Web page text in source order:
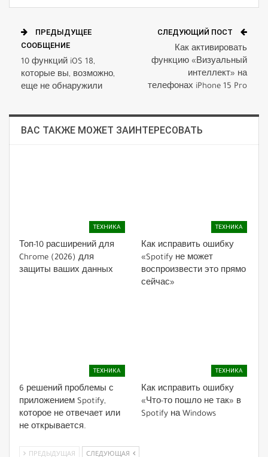
ПРЕДЫДУЩЕЕ
СООБЩЕНИЕ
10 функций iOS 18,
которые вы, возможно,
еще не обнаружили
СЛЕДУЮЩИЙ ПОСТ
Как активировать
функцию «Визуальный
интеллект» на
телефонах iPhone 15 Pro
ВАС ТАКЖЕ МОЖЕТ ЗАИНТЕРЕСОВАТЬ
ТЕХНИКА
Топ-10 расширений для
Chrome (2026) для
защиты ваших данных
ТЕХНИКА
Как исправить ошибку
«Spotify не может
воспроизвести это прямо
сейчас»
ТЕХНИКА
6 решений проблемы с
приложением Spotify,
которое не отвечает или
не открывается.
ТЕХНИКА
Как исправить ошибку
«Что-то пошло не так» в
Spotify на Windows
ПРЕДЫДУЩАЯ СЛЕДУЮЩАЯ